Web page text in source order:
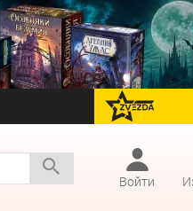
перейти на Zvezda
Войти